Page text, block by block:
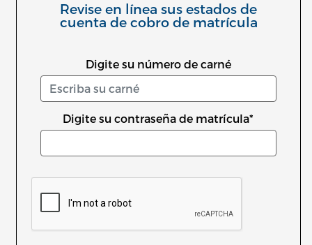
Revise en línea sus estados de
cuenta de cobro de matrícula
Digite su número de carné
Digite su contraseña de matrícula*